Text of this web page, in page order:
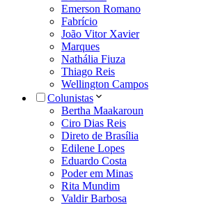
Emerson Romano
Fabrício
João Vitor Xavier
Marques
Nathália Fiuza
Thiago Reis
Wellington Campos
Colunistas
Bertha Maakaroun
Ciro Dias Reis
Direto de Brasília
Edilene Lopes
Eduardo Costa
Poder em Minas
Rita Mundim
Valdir Barbosa